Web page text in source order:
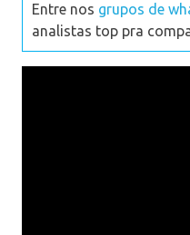
Entre nos grupos de
analistas top pra